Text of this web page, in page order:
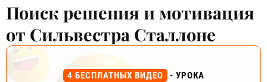
По­иск ре­шения и мотивация
от Сильвестра Сталлоне
4 БЕСПЛАТНЫХ ВИДЕО
- УРОКА